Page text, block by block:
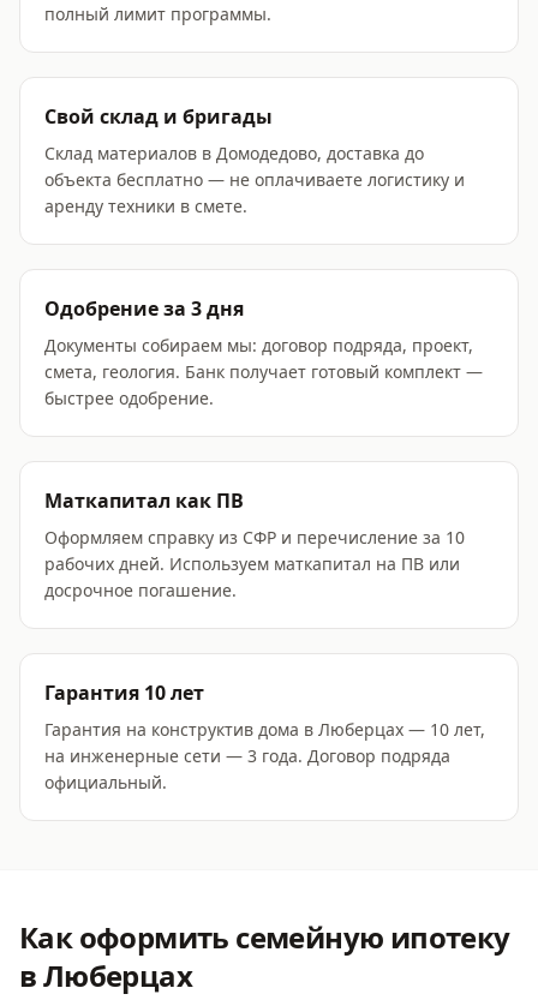
полный лимит программы.
Свой склад и бригады
Склад материалов в Домодедово, доставка до
объекта бесплатно — не оплачиваете логистику и
аренду техники в смете.
Одобрение за 3 дня
Документы собираем мы: договор подряда, проект,
смета, геология. Банк получает готовый комплект —
быстрее одобрение.
Маткапитал как ПВ
Оформляем справку из СФР и перечисление за 10
рабочих дней. Используем маткапитал на ПВ или
досрочное погашение.
Гарантия 10 лет
Гарантия на конструктив дома в Люберцах — 10 лет,
на инженерные сети — 3 года. Договор подряда
официальный.
Как оформить семейную ипотеку
в Люберцах